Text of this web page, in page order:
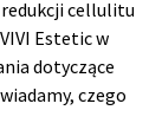
cellulitu
Estetic w
dotyczące
czego